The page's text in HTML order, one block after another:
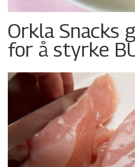
Orkla Snacks
for å styrke